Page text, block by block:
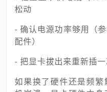
松动
- 确认电源功率够用（
配件）
- 把显卡拔出来重新插
如果换了硬件还是频